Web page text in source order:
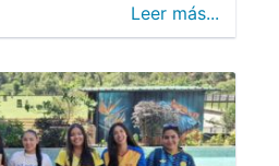
Leer más...